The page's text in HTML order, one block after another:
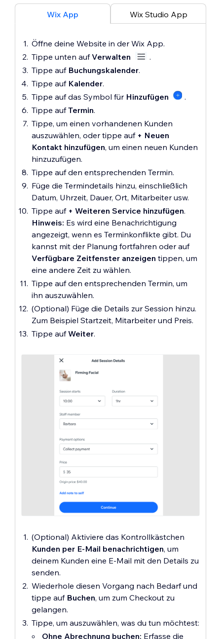
Wix App Wix Studio App
Öffne deine Website in der Wix App.
Tippe unten aufVerwalten
.
Tippe auf Buchungskalender.
Tippe auf Kalender.
Tippe auf das Symbol für Hinzufügen
.
Tippe aufTermin.
Tippe, um einen vorhandenen Kunden
auszuwählen, oder tippe auf + Neuen
Kontakt hinzufügen, um einen neuen Kunden
hinzuzufügen.
Tippe auf den entsprechenden Termin.
Füge die Termindetails hinzu, einschließlich
Datum, Uhrzeit, Dauer, Ort, Mitarbeiter usw.
Tippe auf + Weiteren Service hinzufügen.
Hinweis: Es wird eine Benachrichtigung
angezeigt, wenn es Terminkonflikte gibt. Du
kannst mit der Planung fortfahren oder auf
Verfügbare Zeitfenster anzeigen tippen, um
eine andere Zeit zu wählen.
Tippe auf den entsprechenden Termin, um
ihn auszuwählen.
(Optional) Füge die Details zur Session hinzu.
Zum Beispiel Startzeit, Mitarbeiter und Preis.
Tippe aufWeiter.
(Optional) Aktiviere das Kontrollkästchen
Kunden per E-Mail benachrichtigen, um
deinem Kunden eine E-Mail mit den Details zu
senden.
Wiederhole diesen Vorgang nach Bedarf und
tippe auf Buchen, um zum Checkout zu
gelangen.
Tippe, um auszuwählen, was du tun möchtest:
Ohne Abrechnung buchen: Erfasse die